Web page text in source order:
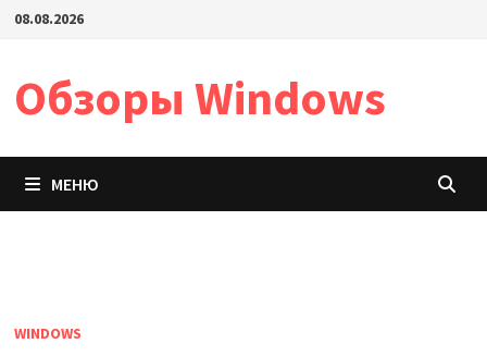
Перейти
содержимому
08.08.2026
Обзоры Windows
МЕНЮ
WINDOWS